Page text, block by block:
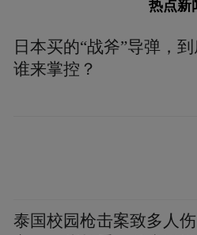
评定、评优评先直接挂
另一方面，将警示教育
典型案例、剖析师德失
处。
热点新
日本买的“战斧”导弹，到
谁来掌控？
泰国校园枪击案致多人伤